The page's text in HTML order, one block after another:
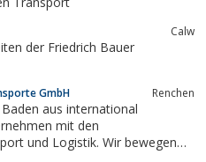
Landverkehr Deutschland, Dänemark, Norwegen,...
Calw
der Friedrich Bauer
GmbH Renchen
aus international
mit den
und Logistik. Wir bewegen